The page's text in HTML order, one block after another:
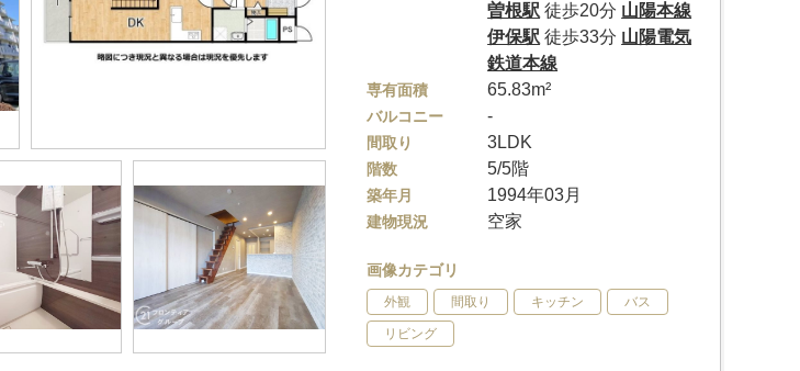
曽根駅 徒歩20分 山陽本線
伊保駅 徒歩33分 山陽電気
鉄道本線
専有面積 65.83m²
バルコニー -
間取り 3LDK
階数 5/5階
築年月 1994年03月
建物現況 空家
画像カテゴリ
外観 間取り キッチン バス
リビング